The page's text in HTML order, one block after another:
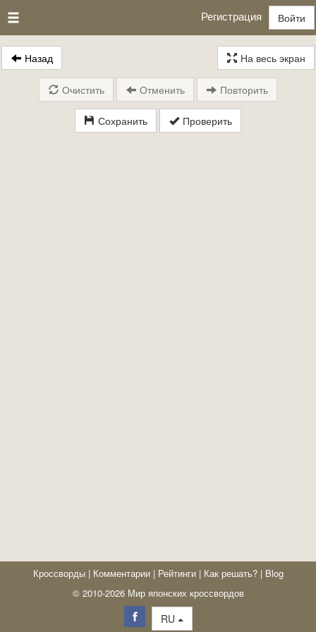
Регистрация Войти
Назад На весь экран
Сохранить Проверить
Очистить Отменить Повторить
Кроссворды | Комментарии | Рейтинги | Как решать? | Blog
© 2010-2026 Мир японских кроссвордов
RU